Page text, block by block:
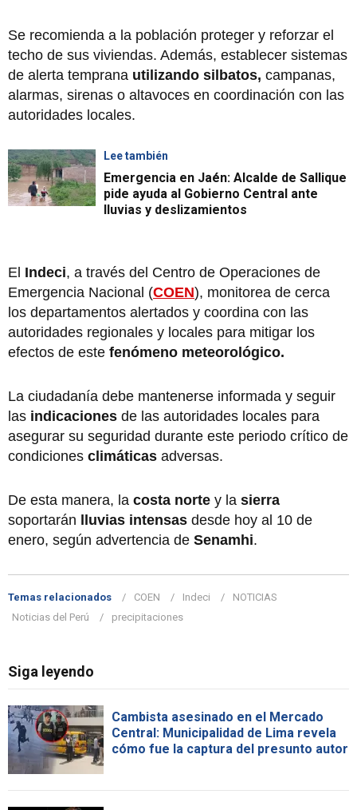
Se recomienda a la población proteger y reforzar el
techo de sus viviendas. Además, establecer sistemas
de alerta temprana utilizando silbatos, campanas,
alarmas, sirenas o altavoces en coordinación con las
autoridades locales.
Lee también
Emergencia en Jaén: Alcalde de Sallique
pide ayuda al Gobierno Central ante
lluvias y deslizamientos
El Indeci, a través del Centro de Operaciones de
Emergencia Nacional (COEN), monitorea de cerca
los departamentos alertados y coordina con las
autoridades regionales y locales para mitigar los
efectos de este fenómeno meteorológico.
La ciudadanía debe mantenerse informada y seguir
las indicaciones de las autoridades locales para
asegurar su seguridad durante este periodo crítico de
condiciones climáticas adversas.
De esta manera, la costa norte y la sierra
soportarán lluvias intensas desde hoy al 10 de
enero, según advertencia de Senamhi.
Temas relacionados COEN Indeci
NOTICIAS
Noticias del Perú
precipitaciones
Siga leyendo
Cambista asesinado en el Mercado
Central: Municipalidad de Lima revela
cómo fue la captura del presunto autor